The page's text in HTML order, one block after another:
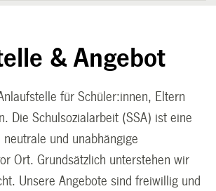
& Angebot
für Schüler:innen, Eltern
Die Schulsozialarbeit (SSA) ist eine
und unabhängige
Ort. Grundsätzlich unterstehen wir
Unsere Angebote sind freiwillig und